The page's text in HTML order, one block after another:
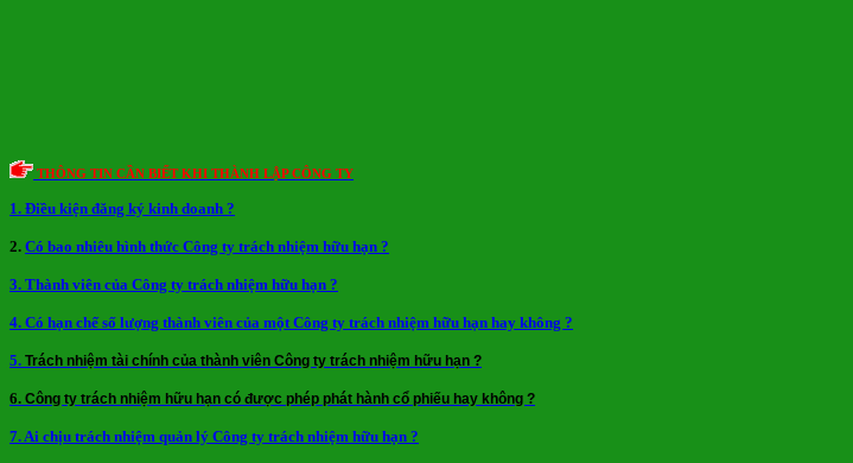
THÔNG TIN CẦN BIẾT KHI THÀNH LẬP CÔNG TY
1. Điều kiện đăng ký kinh doanh ?
2. Có bao nhiêu hình thức Công ty trách nhiệm hữu hạn ?
3. Thành viên của Công ty trách nhiệm hữu hạn ?
4. Có hạn chế số lượng thành viên của một Công ty trách nhiệm hữu hạn hay không ?
5. Trách nhiệm tài chính của thành viên Công ty trách nhiệm hữu hạn ?
6. Công ty trách nhiệm hữu hạn có được phép phát hành cổ phiếu hay không ?
7. Ai chịu trách nhiệm quản lý Công ty trách nhiệm hữu hạn ?